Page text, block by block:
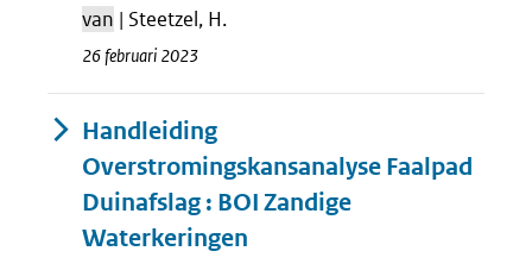
van | Steetzel, H.
26 februari 2023
Handleiding
Overstromingskansanalyse Faalpad
Duinafslag : BOI Zandige
Waterkeringen